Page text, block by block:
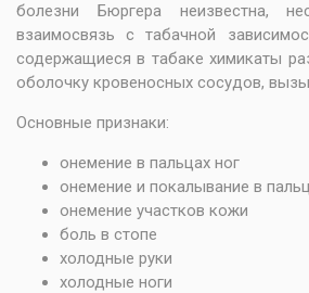
болезни Бюргера неизвестна,
взаимосвязь с табачной
содержащиеся в табаке химикаты
оболочку кровеносных сосудов,
Основные признаки:
онемение в пальцах ног
онемение и покалывание в
онемение участков кожи
боль в стопе
холодные руки
холодные ноги